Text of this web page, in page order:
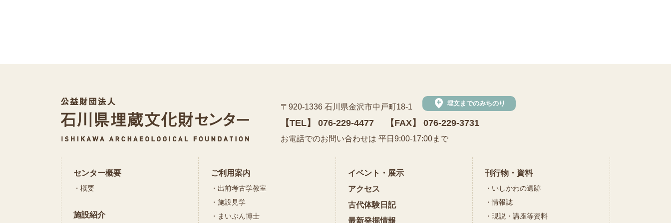
公益財団法人 石川県埋蔵文化財センター
〒920-1336 石川県金沢市中戸町18-1 add_location 埋文までのみちのり
【TEL】 076-229-4477 【FAX】 076-229-3731
お電話でのお問い合わせは 平日9:00-17:00まで
センター概要
概要
施設紹介
ご利用案内
出前考古学教室
施設見学
まいぶん博士
イベント・展示
アクセス
古代体験日記
最新発掘情報
刊行物・資料
いしかわの遺跡
情報誌
現説・講座等資料